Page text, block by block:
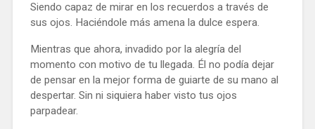
Siendo capaz de mirar en los recuerdos a través de
sus ojos. Haciéndole más amena la dulce espera.
Mientras que ahora, invadido por la alegría del
momento con motivo de tu llegada. Él no podía dejar
de pensar en la mejor forma de guiarte de su mano al
despertar. Sin ni siquiera haber visto tus ojos
parpadear.